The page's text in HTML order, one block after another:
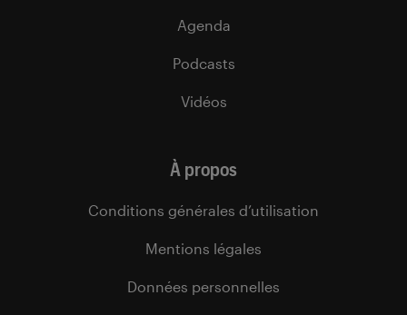
Agenda
Podcasts
Vidéos
À propos
Conditions générales d’utilisation
Mentions légales
Données personnelles